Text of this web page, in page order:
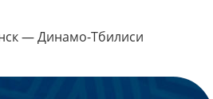
— Динамо-Тбилиси